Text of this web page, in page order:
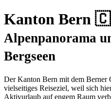
Kanton Bern
Alpenpanorama
Bergseen
Der Kanton Bern mit dem Berner
vielseitiges Reiseziel, weil sich
Aktivurlaub auf engem Raum